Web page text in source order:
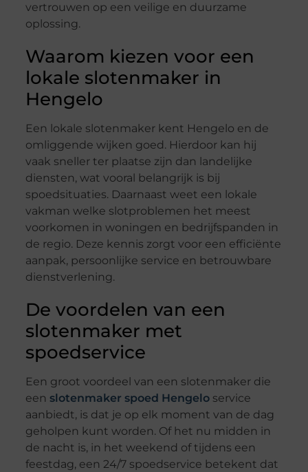
vertrouwen op een veilige en duurzame
oplossing.
Waarom kiezen voor een
lokale slotenmaker in
Hengelo
Een lokale slotenmaker kent Hengelo en de
omliggende wijken goed. Hierdoor kan hij
vaak sneller ter plaatse zijn dan landelijke
diensten, wat vooral belangrijk is bij
spoedsituaties. Daarnaast weet een lokale
vakman welke slotproblemen het meest
voorkomen in woningen en bedrijfspanden in
de regio. Deze kennis zorgt voor een efficiënte
aanpak, persoonlijke service en betrouwbare
dienstverlening.
De voordelen van een
slotenmaker met
spoedservice
Een groot voordeel van een slotenmaker die
een slotenmaker spoed Hengeloservice
aanbiedt, is dat je op elk moment van de dag
geholpen kunt worden. Of het nu midden in
de nacht is, in het weekend of tijdens een
feestdag, een 24/7 spoedservice betekent dat